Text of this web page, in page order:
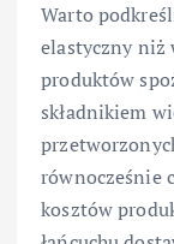
Warto
elastyczny niż
produktów
składnikiem
równocześnie
kosztów